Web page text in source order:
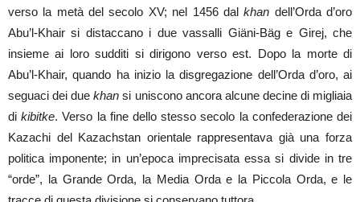
verso la metà del secolo XV; nel 1456 dalkhan dell’Orda d’oro
Abu’l-Khair si distaccano i due vassalli Giäni-Bäg e Girej, che
insieme ai loro sudditi si dirigono verso est. Dopo la morte di
Abu’l-Khair, quando ha inizio la disgregazione dell’Orda d’oro, ai
seguaci dei duekhan si uniscono ancora alcune decine di migliaia
dikibitke. Verso la fine dello stesso secolo la confederazione dei
Kazachi del Kazachstan orientale rappresentava già una forza
politica imponente; in un’epoca imprecisata essa si divide in tre
“orde”, la Grande Orda, la Media Orda e la Piccola Orda, e le